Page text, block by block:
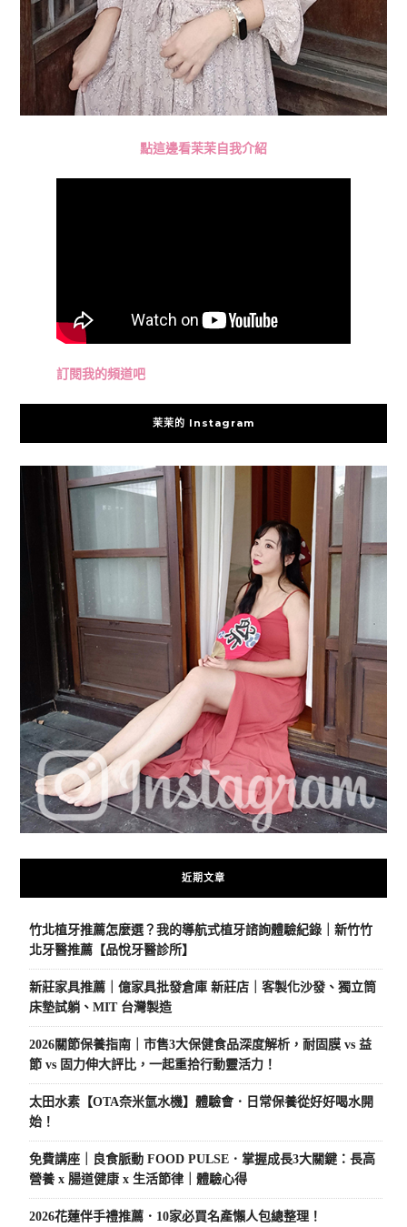
點這邊看茉茉自我介紹
訂閱我的頻道吧
茉茉的 Instagram
近期文章
竹北植牙推薦怎麼選？我的導航式植牙諮詢體驗紀錄｜新竹竹
北牙醫推薦【品悅牙醫診所】
新莊家具推薦｜億家具批發倉庫 新莊店｜客製化沙發、獨立筒
床墊試躺、MIT 台灣製造
2026關節保養指南｜市售3大保健食品深度解析，耐固膜 vs 益
節 vs 固力伸大評比，一起重拾行動靈活力！
太田水素【OTA奈米氫水機】體驗會．日常保養從好好喝水開
始！
免費講座｜良食脈動 FOOD PULSE．掌握成長3大關鍵：長高
營養 x 腸道健康 x 生活節律｜體驗心得
2026花蓮伴手禮推薦．10家必買名產懶人包總整理！